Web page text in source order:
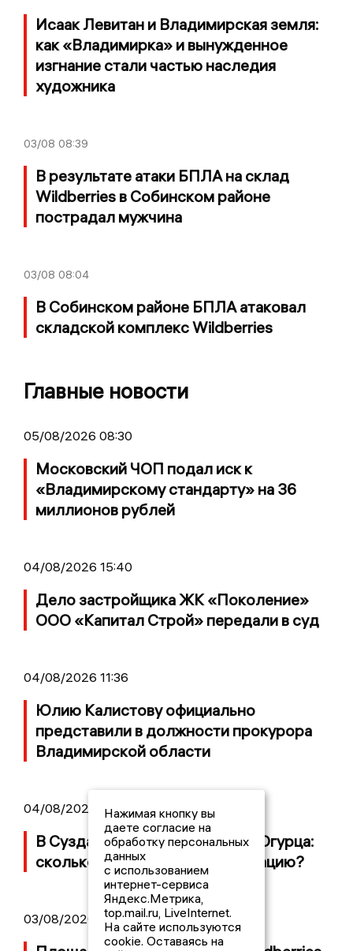
Исаак Левитан и Владимирская земля:
как «Владимирка» и вынужденное
изгнание стали частью наследия
художника
03/08 08:39
В результате атаки БПЛА на склад
Wildberries в Собинском районе
пострадал мужчина
03/08 08:04
В Собинском районе БПЛА атаковал
складской комплекс Wildberries
Главные новости
05/08/2026 08:30
Московский ЧОП подал иск к
«Владимирскому стандарту» на 36
миллионов рублей
04/08/2026 15:40
Дело застройщика ЖК «Поколение»
ООО «Капитал Строй» передали в суд
04/08/2026 11:36
Юлию Калистову официально
представили в должности прокурора
Владимирской области
04/08/2026 09:01
В Суздале прошёл Фестиваль Огурца:
сколько потратили на организацию?
03/08/2026 14:13
Нажимая кнопку вы
даете согласие на
обработку персональных
данных
с использованием
интернет-сервиса
Яндекс.Метрика,
top.mail.ru, LiveInternet.
На сайте используются
cookie. Оставаясь на